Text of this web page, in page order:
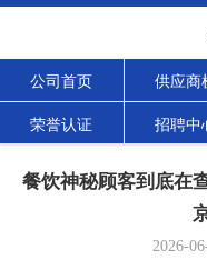
公司首页 供应商
荣誉认证 招聘中
餐饮神秘顾客到底在
2026-